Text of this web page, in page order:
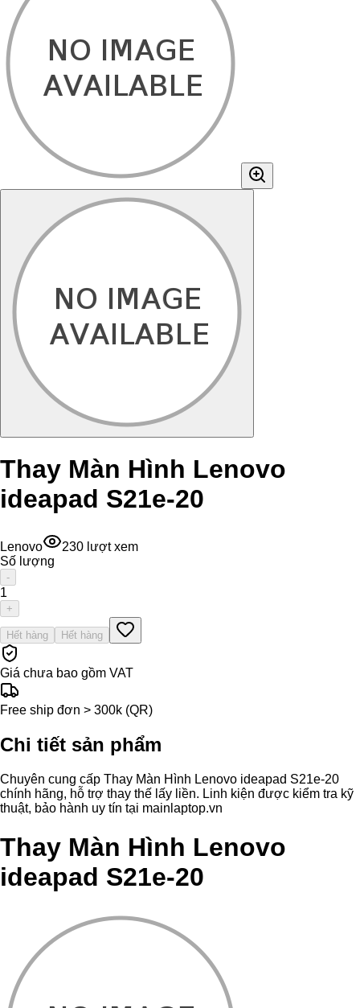
Thay Màn Hình Lenovo
ideapad S21e-20
Lenovo 230 lượt xem
Số lượng
-
1
+
Hết hàng Hết hàng
Giá chưa bao gồm VAT
Free ship đơn > 300k (QR)
Chi tiết sản phẩm
Chuyên cung cấp Thay Màn Hình Lenovo ideapad S21e-20
chính hãng, hỗ trợ thay thế lấy liền. Linh kiện được kiểm tra kỹ
thuật, bảo hành uy tín tại mainlaptop.vn
Thay Màn Hình Lenovo
ideapad S21e-20